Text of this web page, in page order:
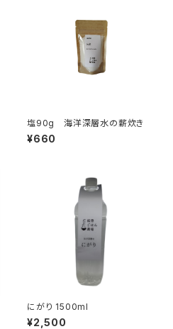
塩90g 海洋深層水の薪炊き
¥660
にがり 1500ml
¥2,500